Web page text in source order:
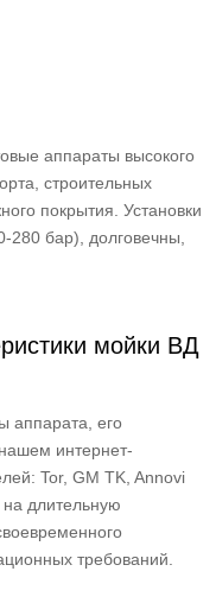
аппараты высокого
строительных
покрытия. Установки
280 бар), долговечны,
мойки ВД
аппарата, его
интернет-
Tor, GM TK, Annovi
длительную
требований.